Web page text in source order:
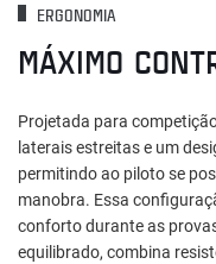
ERGONOMIA
MÁXIMO
Projetada para
laterais estreitas e um
permitindo ao piloto se
manobra. Essa
conforto durante as
equilibrado, combina